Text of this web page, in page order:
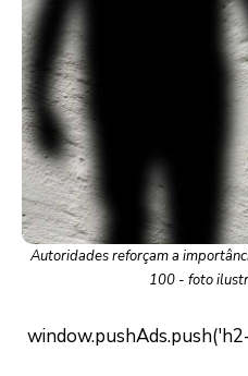
Autoridades reforçam a
100 - foto